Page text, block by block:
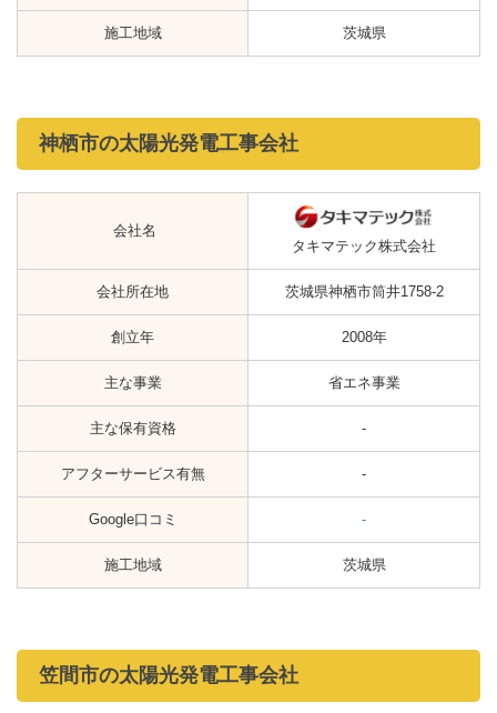
施工地域 茨城県
神栖市の太陽光発電工事会社
会社名
タキマテック株式会社
会社所在地 茨城県神栖市筒井1758-2
創立年 2008年
主な事業 省エネ事業
主な保有資格 -
アフターサービス有無 -
Google口コミ -
施工地域 茨城県
笠間市の太陽光発電工事会社